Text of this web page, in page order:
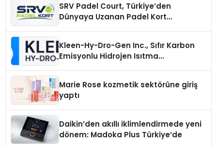
SRV Padel Court, Türkiye’den
Dünyaya Uzanan Padel Kort
Kleen-Hy-Dro-Gen Inc., Sıfır Karbon
Emisyonlu Hidrojen Isıtma
Marie Rose kozmetik sektörüne giriş
yaptı
Daikin’den akıllı iklimlendirmede yeni
dönem: Madoka Plus Türkiye’de